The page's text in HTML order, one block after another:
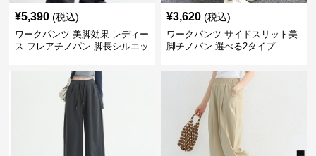
¥5,390 (税込)
ワークパンツ 美脚効果 レディー
ス フレアチノパン 脚長シルエッ
¥3,620 (税込)
ワークパンツ サイドスリット美
脚チノパン 選べる2タイプ